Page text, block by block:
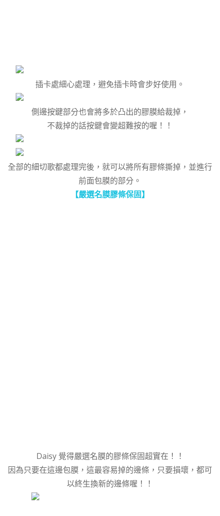
插卡處細心處理，避免插卡時會步好使用。
側邊按鍵部分也會將多於凸出的膠膜給裁掉，
不裁掉的話按鍵會變超難按的喔！！
全部的細切歌都處理完後，就可以將所有膠條撕掉，並進行
前面包膜的部分。
【嚴選名膜膠條保固】
Daisy 覺得嚴選名膜的膠條保固超實在！！
因為只要在這邊包膜，這最容易掉的邊條，只要損壞，都可
以終生換新的邊條喔！！